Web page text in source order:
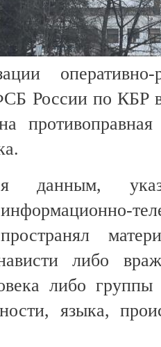
оперативно-
России по КБР
противоправная
данным,
либо
либо
языка,